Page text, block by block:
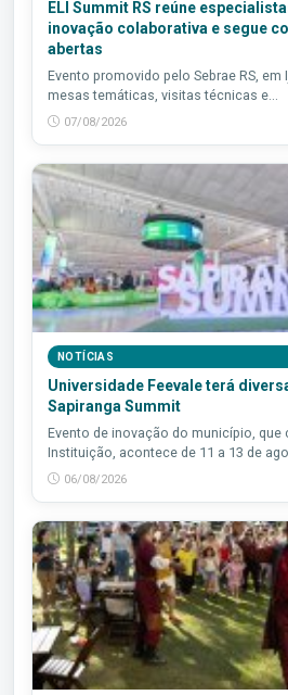
ELI Summit RS reúne
inovação colaborativa e segue
abertas
Evento promovido pelo Sebrae RS, em
mesas temáticas, visitas técnicas e...
07/08/2026
NOTÍCIAS
Universidade Feevale terá
Sapiranga Summit
Evento de inovação do município,
Instituição, acontece de 11 a 13 de
06/08/2026